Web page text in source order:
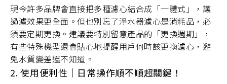
現今許多品牌會直接把多種濾心結合成「一體式」，讓
過濾效果更全面。但也別忘了淨水器濾心是消耗品，必
須要定期更換。建議要特別留意產品的「更換週期」，
有些特殊機型還會貼心地提醒用戶何時該更換濾心，避
免水質變差還不知道。
2. 使用便利性｜日常操作順不順超關鍵！